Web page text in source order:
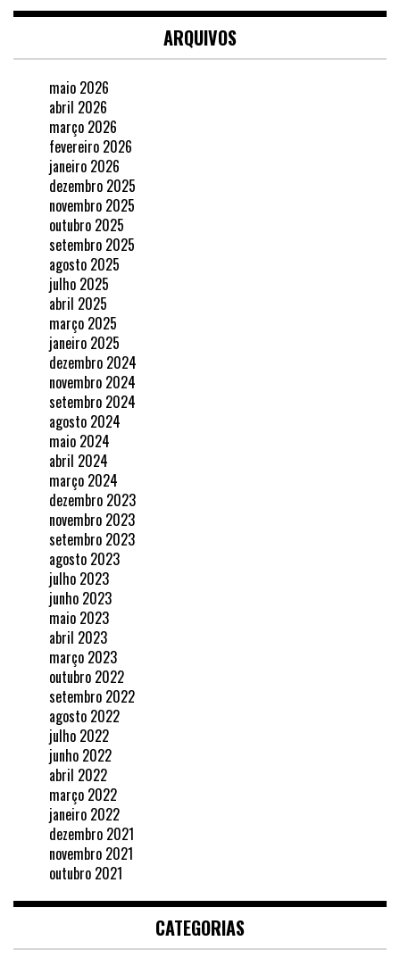
ARQUIVOS
maio 2026
abril 2026
março 2026
fevereiro 2026
janeiro 2026
dezembro 2025
novembro 2025
outubro 2025
setembro 2025
agosto 2025
julho 2025
abril 2025
março 2025
janeiro 2025
dezembro 2024
novembro 2024
setembro 2024
agosto 2024
maio 2024
abril 2024
março 2024
dezembro 2023
novembro 2023
setembro 2023
agosto 2023
julho 2023
junho 2023
maio 2023
abril 2023
março 2023
outubro 2022
setembro 2022
agosto 2022
julho 2022
junho 2022
abril 2022
março 2022
janeiro 2022
dezembro 2021
novembro 2021
outubro 2021
CATEGORIAS